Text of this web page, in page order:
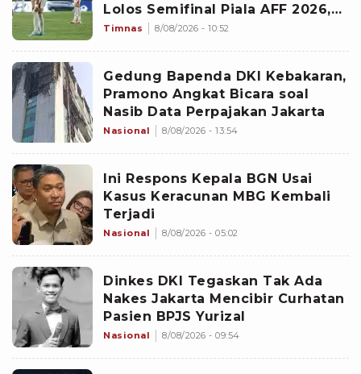
Lolos Semifinal Piala AFF 2026,
Untungkan Singapura dan
Timnas 8/08/2026 - 10:52
Gedung Bapenda DKI Kebakaran,
Pramono Angkat Bicara soal
Nasib Data Perpajakan Jakarta
Nasional 8/08/2026 - 13:54
Ini Respons Kepala BGN Usai
Kasus Keracunan MBG Kembali
Terjadi
Nasional 8/08/2026 - 05:02
Dinkes DKI Tegaskan Tak Ada
Nakes Jakarta Mencibir Curhatan
Pasien BPJS Yurizal
Nasional 8/08/2026 - 09:54